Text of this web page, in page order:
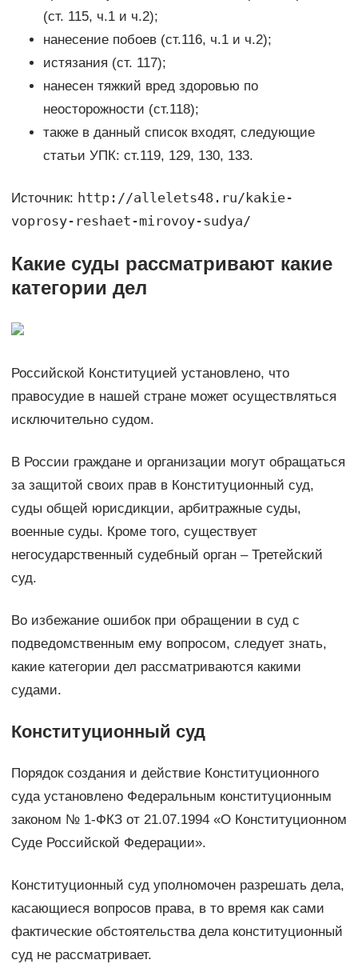
(ст. 115, ч.1 и ч.2);
нанесение побоев (ст.116, ч.1 и ч.2);
истязания (ст. 117);
нанесен тяжкий вред здоровью по
неосторожности (ст.118);
также в данный список входят, следующие
статьи УПК: ст.119, 129, 130, 133.
Источник: http://allelets48.ru/kakie-
voprosy-reshaet-mirovoy-sudya/
Какие суды рассматривают какие
категории дел
Российской Конституцией установлено, что
правосудие в нашей стране может осуществляться
исключительно судом.
В России граждане и организации могут обращаться
за защитой своих прав в Конституционный суд,
суды общей юрисдикции, арбитражные суды,
военные суды. Кроме того, существует
негосударственный судебный орган – Третейский
суд.
Во избежание ошибок при обращении в суд с
подведомственным ему вопросом, следует знать,
какие категории дел рассматриваются какими
судами.
Конституционный суд
Порядок создания и действие Конституционного
суда установлено Федеральным конституционным
законом № 1-ФКЗ от 21.07.1994 «О Конституционном
Суде Российской Федерации».
Конституционный суд уполномочен разрешать дела,
касающиеся вопросов права, в то время как сами
фактические обстоятельства дела конституционный
суд не рассматривает.